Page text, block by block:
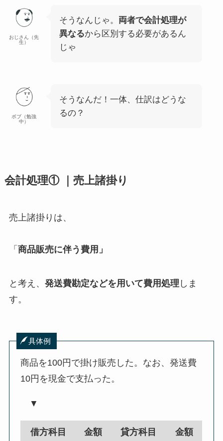
おじさん（先
生）
そうなんじゃ。 両者で会計処理が
異なるから区別する必要があるん
じゃ
ボブ（勉強
中）
そうなんだ！一体、仕訳はどうな
るの？
会計処理① ｜売上諸掛り
売上諸掛りは、
「 商品販売に伴う費用」
と考え、 発送費勘定などを用いて費用処理 しま
す。
具体例
商品を100円で掛け販売した。なお、発送費
10円を現金で支払った。
▼
借方科目 金額 貸方科目 金額